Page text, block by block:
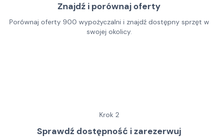
Znajdź i porównaj oferty
Porównaj oferty 900 wypożyczalni i znajdź dostępny sprzęt w
swojej okolicy.
Krok 2
Sprawdź dostępność i zarezerwuj